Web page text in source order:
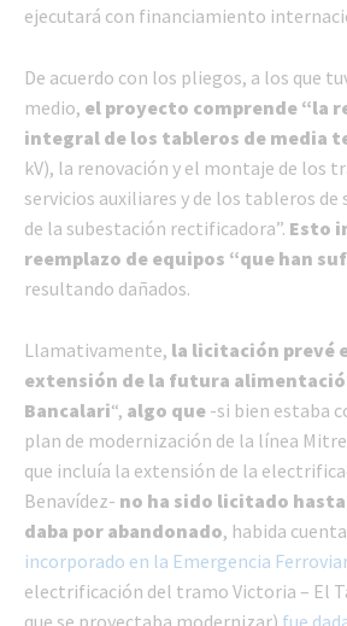
ejecutará con financiamiento
De acuerdo con los pliegos, a los que
medio, el proyecto comprende “la
integral de los tableros de media
kV), la renovación y el montaje de los
servicios auxiliares y de los tableros de
de la subestación rectificadora”. Esto
reemplazo de equipos “que han
resultando dañados.
Llamativamente, la licitación prevé
extensión de la futura
Bancalari“, algo que -si bien estaba
plan de modernización de la línea
que incluía la extensión de la
Benavídez- no ha sido licitado
daba por abandonado, habida
incorporado en la Emergencia
electrificación del tramo Victoria – El